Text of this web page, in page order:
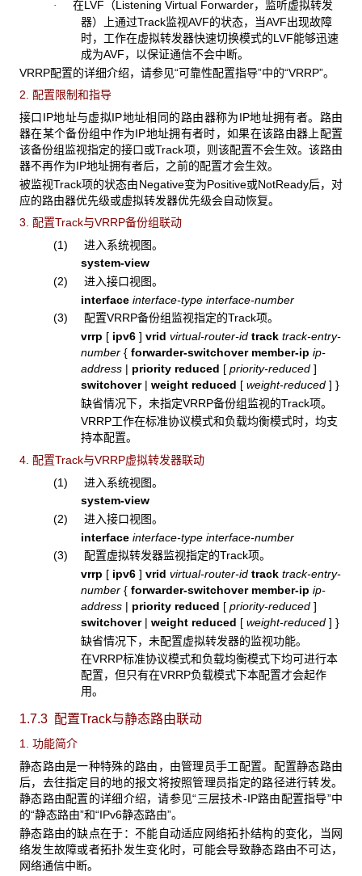
· 在LVF（Listening Virtual Forwarder，监听虚拟转发
器）上通过Track监视AVF的状态，当AVF出现故障
时，工作在虚拟转发器快速切换模式的LVF能够迅速
成为AVF，以保证通信不会中断。
VRRP配置的详细介绍，请参见“可靠性配置指导”中的“VRRP”。
2. 配置限制和指导
接口IP地址与虚拟IP地址相同的路由器称为IP地址拥有者。路由
器在某个备份组中作为IP地址拥有者时，如果在该路由器上配置
该备份组监视指定的接口或Track项，则该配置不会生效。该路由
器不再作为IP地址拥有者后，之前的配置才会生效。
被监视Track项的状态由Negative变为Positive或NotReady后，对
应的路由器优先级或虚拟转发器优先级会自动恢复。
3. 配置Track与VRRP备份组联动
(1) 进入系统视图。
system-view
(2) 进入接口视图。
interface interface-type interface-number
(3) 配置VRRP备份组监视指定的Track项。
vrrp [ipv6 ] vrid virtual-router-id track track-entry-
number { forwarder-switchover member-ip ip-
address | priority reduced [ priority-reduced ]
switchover | weight reduced [ weight-reduced ] }
缺省情况下，未指定VRRP备份组监视的Track项。
VRRP工作在标准协议模式和负载均衡模式时，均支
持本配置。
4. 配置Track与VRRP虚拟转发器联动
(1) 进入系统视图。
system-view
(2) 进入接口视图。
interface interface-type interface-number
(3) 配置虚拟转发器监视指定的Track项。
vrrp [ipv6 ] vrid virtual-router-id track track-entry-
number { forwarder-switchover member-ip ip-
address | priority reduced [ priority-reduced ]
switchover | weight reduced [ weight-reduced ] }
缺省情况下，未配置虚拟转发器的监视功能。
在VRRP标准协议模式和负载均衡模式下均可进行本
配置，但只有在VRRP负载模式下本配置才会起作
用。
1.7.3 配置Track与静态路由联动
1. 功能简介
静态路由是一种特殊的路由，由管理员手工配置。配置静态路由
后，去往指定目的地的报文将按照管理员指定的路径进行转发。
静态路由配置的详细介绍，请参见“三层技术-IP路由配置指导”中
的“静态路由”和“IPv6静态路由”。
静态路由的缺点在于：不能自动适应网络拓扑结构的变化，当网
络发生故障或者拓扑发生变化时，可能会导致静态路由不可达，
网络通信中断。